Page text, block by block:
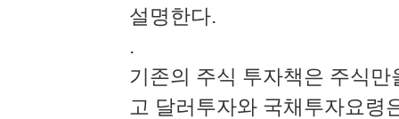
설명한다.
.
기존의 주식 투자책은 주식
고 달러투자와 국채투자요령